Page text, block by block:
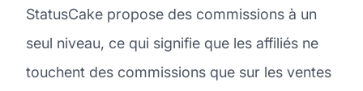
StatusCake propose des commissions à un
seul niveau, ce qui signifie que les affiliés ne
touchent des commissions que sur les ventes